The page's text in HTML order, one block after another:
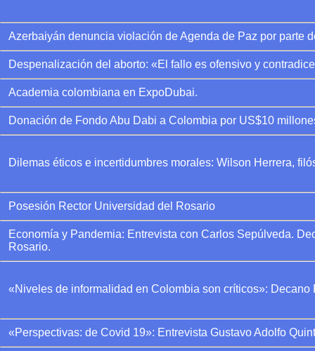
Azerbaiyán denuncia violación de Agenda de Paz por parte
Despenalización del aborto: «El fallo es ofensivo y
Academia colombiana en ExpoDubai.
Donación de Fondo Abu Dabi a Colombia por US$10
Dilemas éticos e incertidumbres morales: Wilson Herrera,
Posesión Rector Universidad del Rosario
Economía y Pandemia: Entrevista con Carlos Sepúlveda.
Rosario.
«Niveles de informalidad en Colombia son críticos»:
«Perspectivas: de Covid 19»: Entrevista Gustavo Adolfo